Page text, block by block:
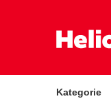
Kategorie